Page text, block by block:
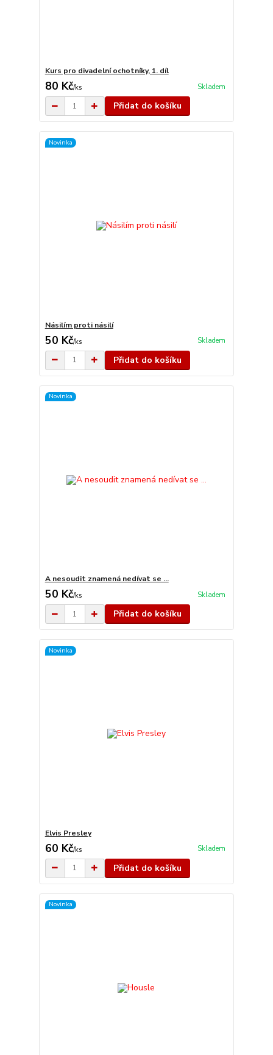
Kurs pro divadelní ochotníky, 1. díl
80 Kč/ks Skladem
Přidat do košíku
Novinka
Násilím proti násilí
50 Kč/ks Skladem
Přidat do košíku
Novinka
A nesoudit znamená nedívat se …
50 Kč/ks Skladem
Přidat do košíku
Novinka
Elvis Presley
60 Kč/ks Skladem
Přidat do košíku
Novinka